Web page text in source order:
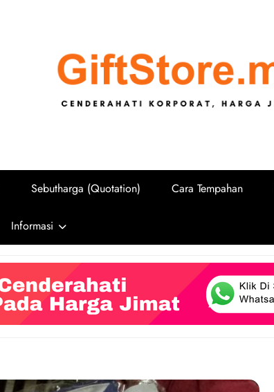
Sebutharga (Quotation) Cara Tempahan
Informasi